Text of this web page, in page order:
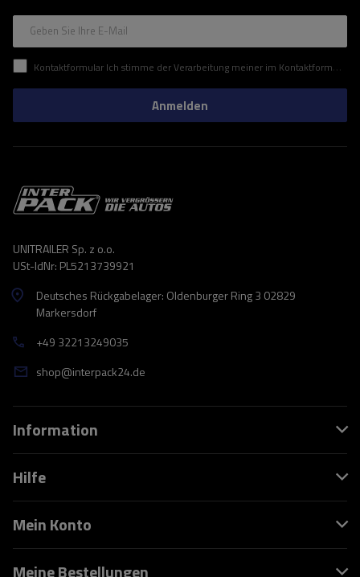
Geben Sie Ihre E-Mail
Kontaktformular Ich stimme der Verarbeitung meiner im Kontaktformular enthaltenen personenbezogenen Daten gemäß der Verordnung (EU) des Europäischen Parlaments und des Rates zu.
Anmelden
UNITRAILER Sp. z o.o.
USt-IdNr: PL5213739921
Deutsches Rückgabelager: Oldenburger Ring 3 02829
Markersdorf
+49 32213249035
shop@interpack24.de
Information
Hilfe
Mein Konto
Meine Bestellungen